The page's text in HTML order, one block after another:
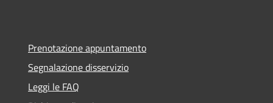
Prenotazione appuntamento
Segnalazione disservizio
Leggi le FAQ